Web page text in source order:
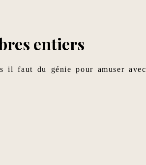
entiers
faut du génie pour amuser avec